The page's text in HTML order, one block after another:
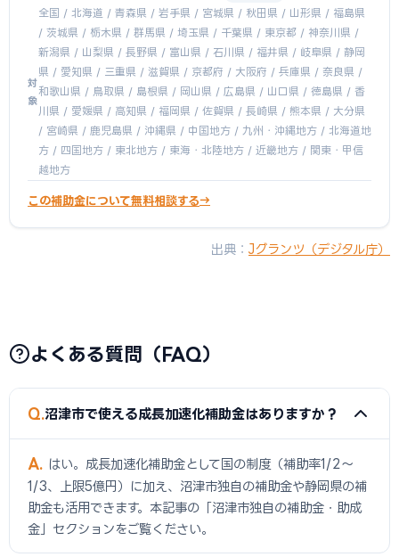
対
象
全国 / 北海道 / 青森県 / 岩手県 / 宮城県 / 秋田県 / 山形県 / 福島県
/ 茨城県 / 栃木県 / 群馬県 / 埼玉県 / 千葉県 / 東京都 / 神奈川県 /
新潟県 / 山梨県 / 長野県 / 富山県 / 石川県 / 福井県 / 岐阜県 / 静岡
県 / 愛知県 / 三重県 / 滋賀県 / 京都府 / 大阪府 / 兵庫県 / 奈良県 /
和歌山県 / 鳥取県 / 島根県 / 岡山県 / 広島県 / 山口県 / 徳島県 / 香
川県 / 愛媛県 / 高知県 / 福岡県 / 佐賀県 / 長崎県 / 熊本県 / 大分県
/ 宮崎県 / 鹿児島県 / 沖縄県 / 中国地方 / 九州・沖縄地方 / 北海道地
方 / 四国地方 / 東北地方 / 東海・北陸地方 / 近畿地方 / 関東・甲信
越地方
この補助金について無料相談する
出典： Jグランツ（デジタル庁）
よくある質問（FAQ）
Q 沼津市で使える成長加速化補助金はありますか？
A
はい。成長加速化補助金として国の制度（補助率1/2〜
1/3、上限5億円）に加え、沼津市独自の補助金や静岡県の補
助金も活用できます。本記事の「沼津市独自の補助金・助成
金」セクションをご覧ください。